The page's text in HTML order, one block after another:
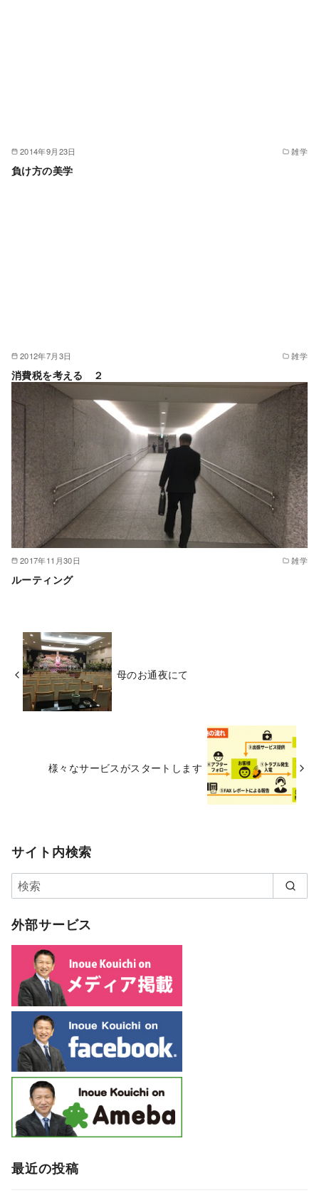
2014年9月23日 雑学
負け方の美学
2012年7月3日 雑学
消費税を考える ２
2017年11月30日 雑学
ルーティング
母のお通夜にて
様々なサービスがスタートします
サイト内検索
外部サービス
最近の投稿